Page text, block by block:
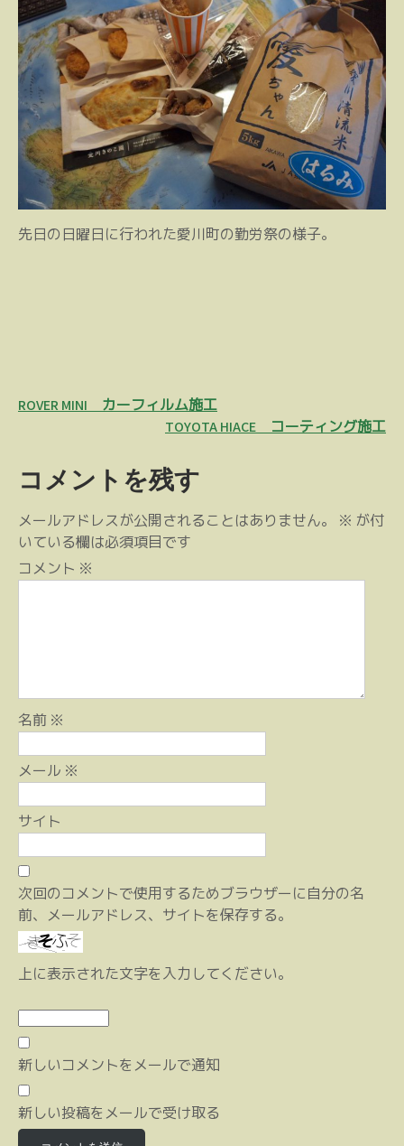
先日の日曜日に行われた愛川町の勤労祭の様子。
投
ビ
ゲ
ー
シ
ROVER MINI カーフィルム施工
TOYOTA HIACE コーティング施工
コメントを残す
メールアドレスが公開されることはありません。 ※ が付
いている欄は必須項目です
コメント ※
名前 ※
メール ※
サイト
次回のコメントで使用するためブラウザーに自分の名
前、メールアドレス、サイトを保存する。
上に表示された文字を入力してください。
新しいコメントをメールで通知
新しい投稿をメールで受け取る